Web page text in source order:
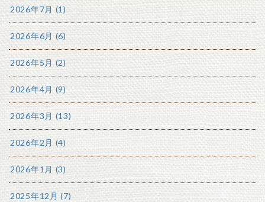
2026年7月 (1)
2026年6月 (6)
2026年5月 (2)
2026年4月 (9)
2026年3月 (13)
2026年2月 (4)
2026年1月 (3)
2025年12月 (7)